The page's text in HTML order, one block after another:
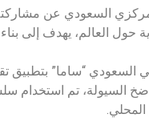
حول العالم، يهدف إلى
“ساما” بتطبيق
تم استخدام